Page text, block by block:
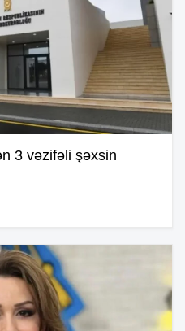
3 vəzifəli şəxsin